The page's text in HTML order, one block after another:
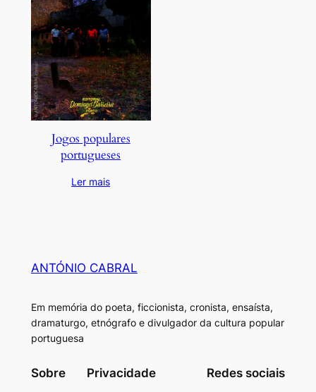
Jogos populares
portugueses
Ler mais
ANTÓNIO CABRAL
Em memória do poeta, ficcionista, cronista, ensaísta,
dramaturgo, etnógrafo e divulgador da cultura popular
portuguesa
Sobre Privacidade Redes sociais